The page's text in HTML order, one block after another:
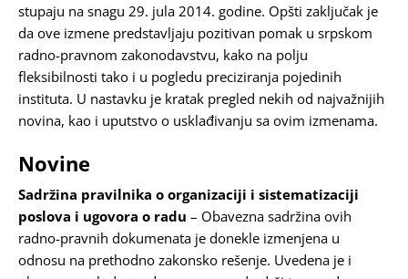
Kontakt
stupaju na snagu 29. jula 2014. godine. Opšti zaključak je
da ove izmene predstavljaju pozitivan pomak u srpskom
radno-pravnom zakonodavstvu, kako na polju
fleksibilnosti tako i u pogledu preciziranja pojedinih
instituta. U nastavku je kratak pregled nekih od najvažnijih
novina, kao i uputstvo o usklađivanju sa ovim izmenama.
Novine
Sadržina pravilnika o organizaciji i sistematizaciji
poslova i ugovora o radu – Obavezna sadržina ovih
radno-pravnih dokumenata je donekle izmenjena u
odnosu na prethodno zakonsko rešenje. Uvedena je i